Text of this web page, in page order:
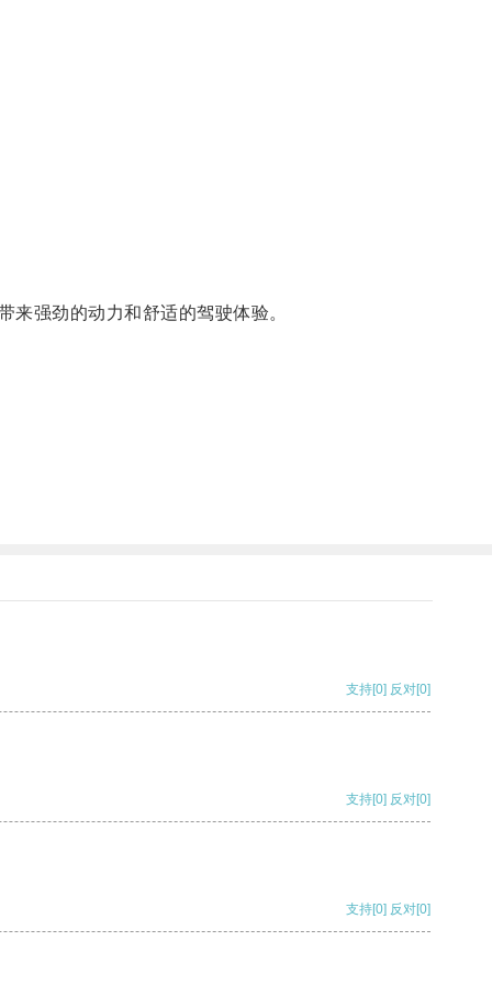
强劲的动力和舒适的驾驶体验。
支持[0] 反对[0]
支持[0] 反对[0]
支持[0] 反对[0]